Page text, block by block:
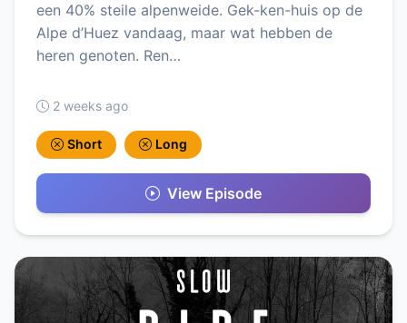
een 40% steile alpenweide. Gek-ken-huis op de
Alpe d’Huez vandaag, maar wat hebben de
heren genoten. Ren…
2 weeks ago
Short Long
View Episode